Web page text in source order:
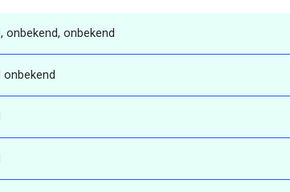
onbekend, onbekend
onbekend